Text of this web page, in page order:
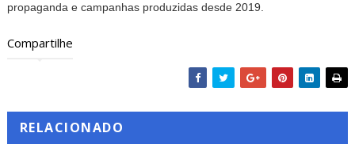
propaganda e campanhas produzidas desde 2019.
Compartilhe
RELACIONADO